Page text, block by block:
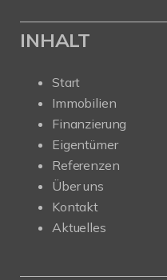
INHALT
Start
Immobilien
Finanzierung
Eigentümer
Referenzen
Über uns
Kontakt
Aktuelles